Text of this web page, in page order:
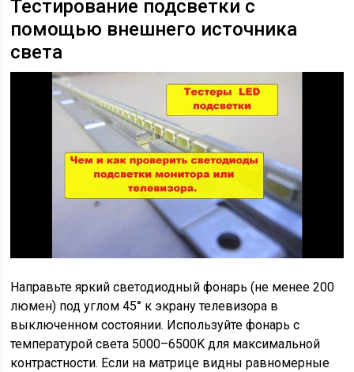
Тестирование подсветки с
помощью внешнего источника
света
Направьте яркий светодиодный фонарь (не менее 200
люмен) под углом 45° к экрану телевизора в
выключенном состоянии. Используйте фонарь с
температурой света 5000–6500K для максимальной
контрастности. Если на матрице видны равномерные